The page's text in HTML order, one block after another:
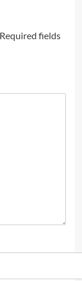
Required fields